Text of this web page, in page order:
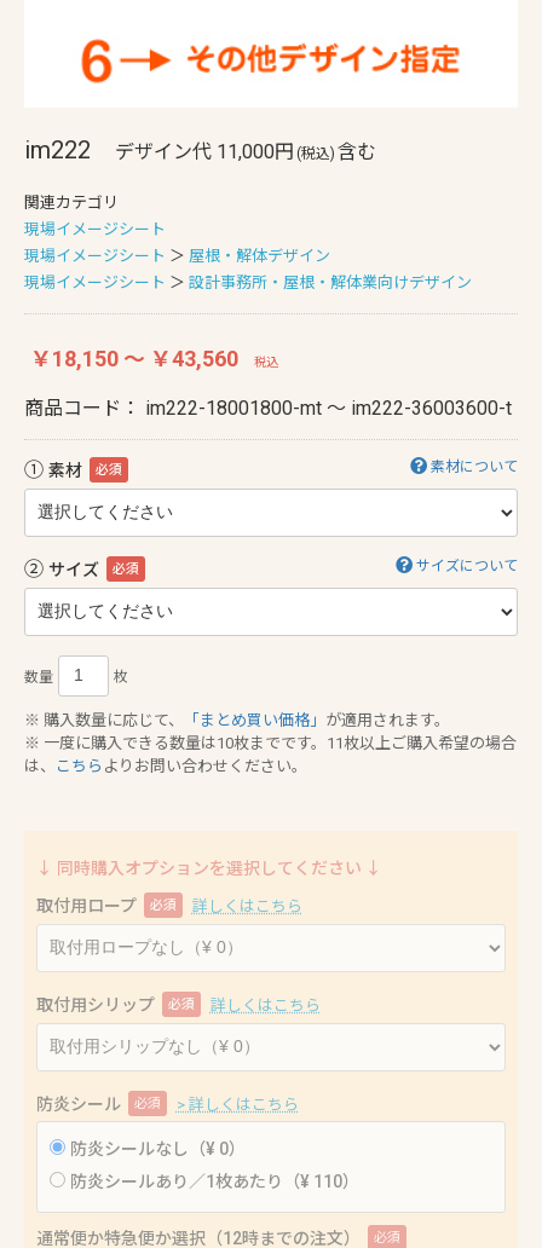
im222 デザイン代 11,000円 (税込) 含む
関連カテゴリ
現場イメージシート
現場イメージシート ＞ 屋根・解体デザイン
現場イメージシート ＞ 設計事務所・屋根・解体業向けデザイン
￥18,150 ～ ￥43,560 税込
商品コード： im222-18001800-mt ～ im222-36003600-t
① 素材 必須 素材について
② サイズ 必須 サイズについて
数量 枚
※ 購入数量に応じて、 「まとめ買い価格」 が適用されます。
※ 一度に購入できる数量は10枚までです。11枚以上ご購入希望の場合
は、
こちら よりお問い合わせください。
↓ 同時購入オプションを選択してください ↓
取付用ロープ
必須 詳しくはこちら
取付用シリップ 必須 詳しくはこちら
防炎シール 必須 > 詳しくはこちら
防炎シールなし（¥ 0）
防炎シールあり／1枚あたり（¥ 110）
通常便か特急便か選択（12時までの注文） 必須